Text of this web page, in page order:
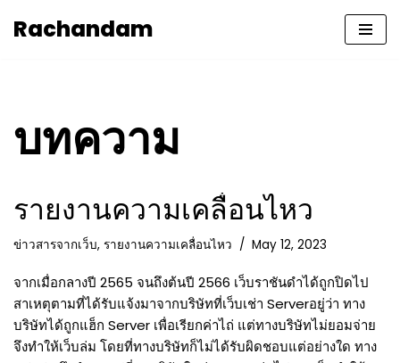
Rachandam
บทความ
รายงานความเคลื่อนไหว
ข่าวสารจากเว็บ, รายงานความเคลื่อนไหว May 12, 2023
จากเมื่อกลางปี 2565 จนถึงต้นปี 2566 เว็บราชันดำได้ถูกปิดไป
สาเหตุตามที่ได้รับแจ้งมาจากบริษัทที่เว็บเช่า Serverอยู่ว่า ทาง
บริษัทได้ถูกแฮ็ก Server เพื่อเรียกค่าไถ่ แต่ทางบริษัทไม่ยอมจ่าย
จึงทำให้เว็บล่ม โดยที่ทางบริษัทก็ไม่ได้รับผิดชอบแต่อย่างใด ทาง